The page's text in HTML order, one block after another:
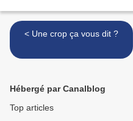
< Une crop ça vous dit ?
Hébergé par Canalblog
Top articles